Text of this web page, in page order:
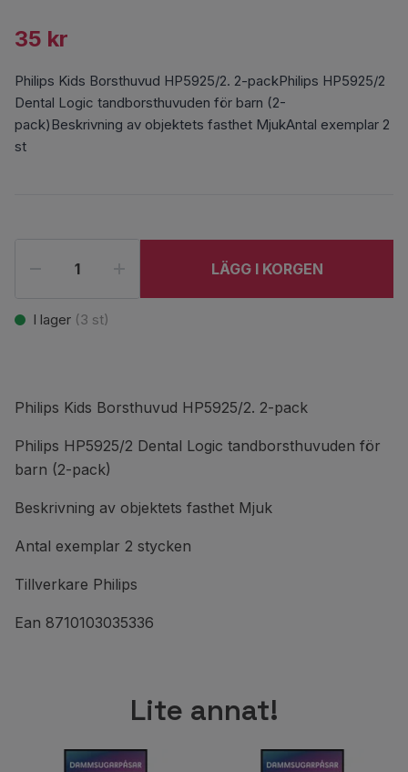
35 kr
Philips Kids Borsthuvud HP5925/2. 2-packPhilips HP5925/2
Dental Logic tandborsthuvuden för barn (2-
pack)Beskrivning av objektets fasthet MjukAntal exemplar 2
st
LÄGG I KORGEN
I lager (3 st)
Philips Kids Borsthuvud HP5925/2. 2-pack
Philips HP5925/2 Dental Logic tandborsthuvuden för
barn (2-pack)
Beskrivning av objektets fasthet Mjuk
Antal exemplar 2 stycken
Tillverkare Philips
Ean 8710103035336
Lite annat!